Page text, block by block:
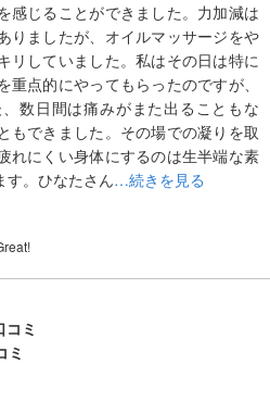
感じることができました。力加減は
りましたが、オイルマッサージをや
リしていました。私はその日は特に
点的にやってもらったのですが、
数日間は痛みがまた出ることもな
もできました。その場での凝りを取
れにくい身体にするのは生半端な素
す。ひなたさん…続きを見る
コミ
ミ